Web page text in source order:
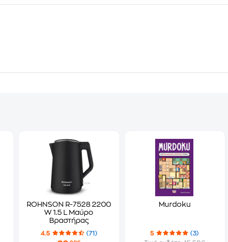
ROHNSON R-7528 2200
W 1.5 L Μαύρο
Βραστήρας
4.5 (71)
Murdoku
5
(3)